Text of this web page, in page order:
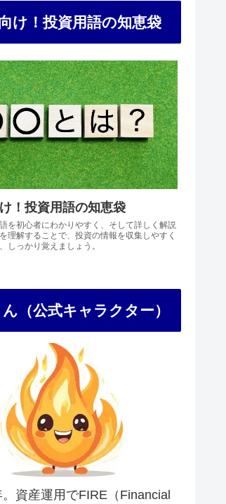
け！投資用語の知恵袋
！投資用語の知恵袋
を初心者にわかりやすく、そして詳しく解説
理解することで、投資の情報を収集しやすく
しっかり覚えましょう。
（公式キャラクター）
資産運用でFIRE（Financial